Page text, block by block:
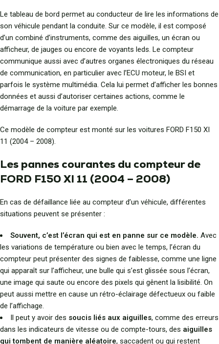
Le tableau de bord permet au conducteur de lire les informations de
son véhicule pendant la conduite. Sur ce modèle, il est composé
d’un combiné d’instruments, comme des aiguilles, un écran ou
afficheur, de jauges ou encore de voyants leds. Le compteur
communique aussi avec d’autres organes électroniques du réseau
de communication, en particulier avec l’ECU moteur, le BSI et
parfois le système multimédia. Cela lui permet d’afficher les bonnes
données et aussi d’autoriser certaines actions, comme le
démarrage de la voiture par exemple.
Ce modèle de compteur est monté sur les voitures FORD F150 XI
11 (2004 – 2008).
Les pannes courantes du compteur de
FORD F150 XI 11 (2004 – 2008)
En cas de défaillance liée au compteur d’un véhicule, différentes
situations peuvent se présenter :
Souvent, c’est l’écran qui est en panne sur ce modèle. Avec
les variations de température ou bien avec le temps, l’écran du
compteur peut présenter des signes de faiblesse, comme une ligne
qui apparaît sur l’afficheur, une bulle qui s’est glissée sous l’écran,
une image qui saute ou encore des pixels qui gênent la lisibilité. On
peut aussi mettre en cause un rétro-éclairage défectueux ou faible
de l’affichage.
Il peut y avoir des soucis liés aux aiguilles, comme des erreurs
dans les indicateurs de vitesse ou de compte-tours, des aiguilles
qui tombent de manière aléatoire, saccadent ou qui restent